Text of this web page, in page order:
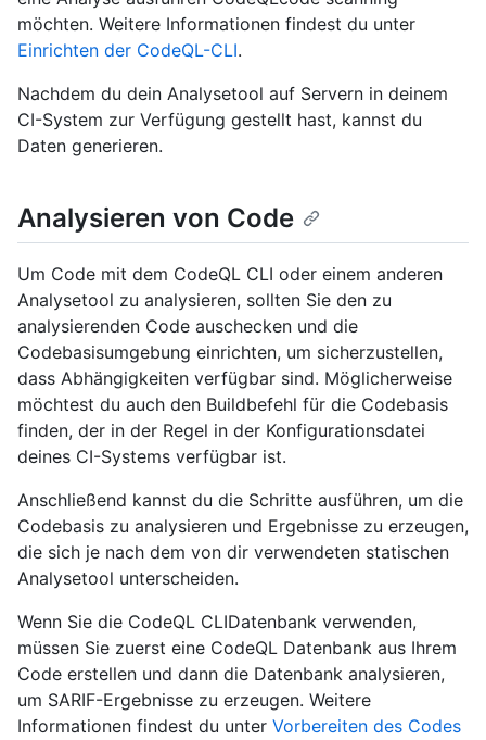
möchten. Weitere Informationen findest du unter
Einrichten der CodeQL-CLI.
Nachdem du dein Analysetool auf Servern in deinem
CI-System zur Verfügung gestellt hast, kannst du
Daten generieren.
Analysieren von Code
Um Code mit dem CodeQL CLI oder einem anderen
Analysetool zu analysieren, sollten Sie den zu
analysierenden Code auschecken und die
Codebasisumgebung einrichten, um sicherzustellen,
dass Abhängigkeiten verfügbar sind. Möglicherweise
möchtest du auch den Buildbefehl für die Codebasis
finden, der in der Regel in der Konfigurationsdatei
deines CI-Systems verfügbar ist.
Anschließend kannst du die Schritte ausführen, um die
Codebasis zu analysieren und Ergebnisse zu erzeugen,
die sich je nach dem von dir verwendeten statischen
Analysetool unterscheiden.
Wenn Sie die CodeQL CLIDatenbank verwenden,
müssen Sie zuerst eine CodeQL Datenbank aus Ihrem
Code erstellen und dann die Datenbank analysieren,
um SARIF-Ergebnisse zu erzeugen. Weitere
Informationen findest du unter Vorbereiten des Codes